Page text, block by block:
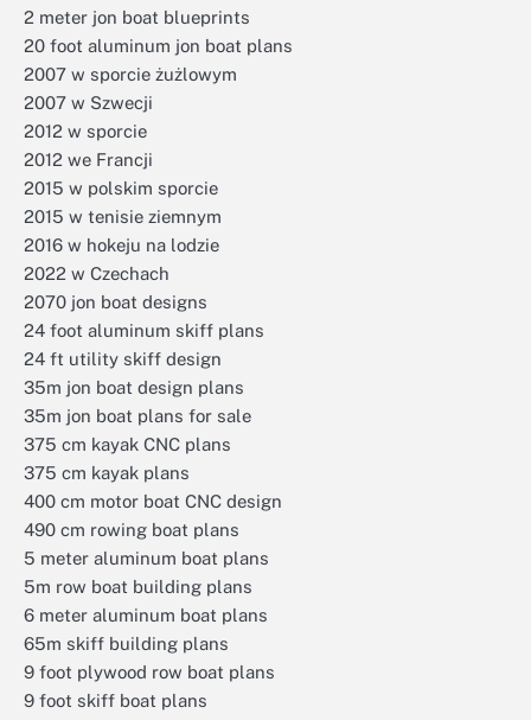
2 meter jon boat blueprints
20 foot aluminum jon boat plans
2007 w sporcie żużlowym
2007 w Szwecji
2012 w sporcie
2012 we Francji
2015 w polskim sporcie
2015 w tenisie ziemnym
2016 w hokeju na lodzie
2022 w Czechach
2070 jon boat designs
24 foot aluminum skiff plans
24 ft utility skiff design
35m jon boat design plans
35m jon boat plans for sale
375 cm kayak CNC plans
375 cm kayak plans
400 cm motor boat CNC design
490 cm rowing boat plans
5 meter aluminum boat plans
5m row boat building plans
6 meter aluminum boat plans
65m skiff building plans
9 foot plywood row boat plans
9 foot skiff boat plans